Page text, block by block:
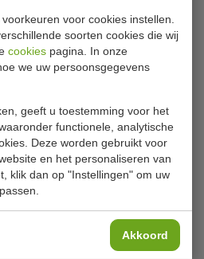
voor cookies instellen.
soorten cookies die wij
cookies pagina. In onze
we uw persoonsgegevens
geeft u toestemming voor het
functionele, analytische
Deze worden gebruikt voor
en het personaliseren van
klik dan op "Instellingen" om uw
Akkoord
7455.0450-0455-
7455.0455
Gietijzer geëmailleerd
44 x 41 x 19 cm
34 x 22 cm
2,2Kw / 50/60Hz / 230V